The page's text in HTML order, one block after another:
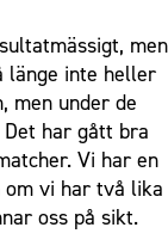
men
länge inte heller
men under de
har gått bra
Vi har en
om vi har två lika
oss på sikt.